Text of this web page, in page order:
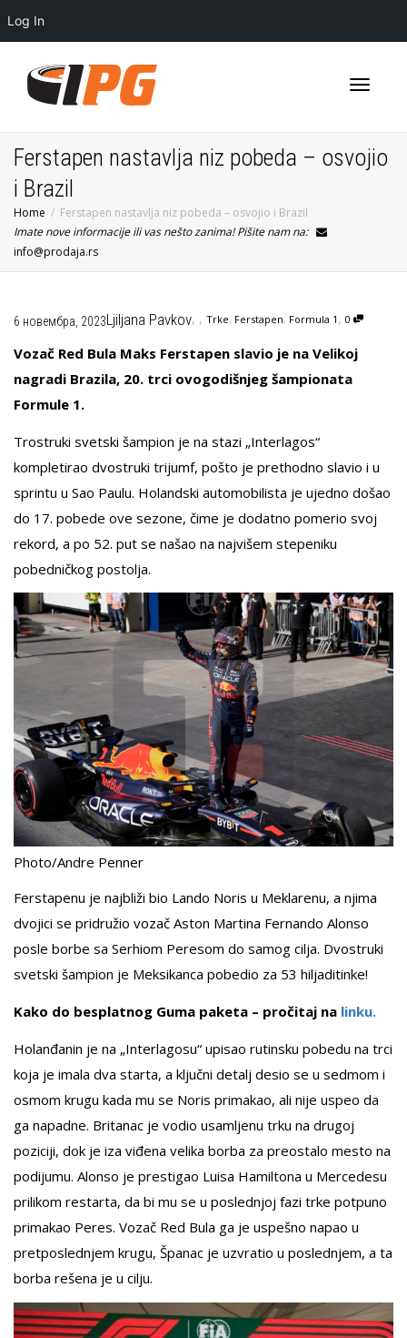
Log In
Ferstapen nastavlja niz pobeda – osvojio
i Brazil
Home
Ferstapen nastavlja niz pobeda – osvojio i Brazil
Imate nove informacije ili vas nešto zanima! Pišite nam na:
info@prodaja.rs
Ljiljana Pavkov,
6 новембра, 2023 , Trke, Ferstapen, Formula 1 , 0
Vozač Red Bula Maks Ferstapen slavio je na Velikoj
nagradi Brazila, 20. trci ovogodišnjeg šampionata
Formule 1.
Trostruki svetski šampion je na stazi „Interlagos“
kompletirao dvostruki trijumf, pošto je prethodno slavio i u
sprintu u Sao Paulu. Holandski automobilista je ujedno došao
do 17. pobede ove sezone, čime je dodatno pomerio svoj
rekord, a po 52. put se našao na najvišem stepeniku
pobedničkog postolja.
Photo/Andre Penner
Ferstapenu je najbliži bio Lando Noris u Meklarenu, a njima
dvojici se pridružio vozač Aston Martina Fernando Alonso
posle borbe sa Serhiom Peresom do samog cilja. Dvostruki
svetski šampion je Meksikanca pobedio za 53 hiljaditinke!
Kako do besplatnog Guma paketa – pročitaj na linku.
Holanđanin je na „Interlagosu“ upisao rutinsku pobedu na trci
koja je imala dva starta, a ključni detalj desio se u sedmom i
osmom krugu kada mu se Noris primakao, ali nije uspeo da
ga napadne. Britanac je vodio usamljenu trku na drugoj
poziciji, dok je iza viđena velika borba za preostalo mesto na
podijumu. Alonso je prestigao Luisa Hamiltona u Mercedesu
prilikom restarta, da bi mu se u poslednjoj fazi trke potpuno
primakao Peres. Vozač Red Bula ga je uspešno napao u
pretposlednjem krugu, Španac je uzvratio u poslednjem, a ta
borba rešena je u cilju.